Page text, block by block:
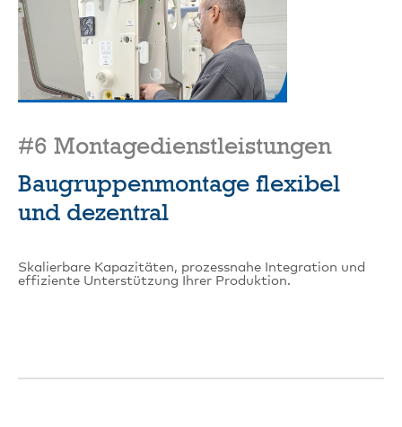
#6 Montagedienstleistungen
Baugruppenmontage flexibel
und dezentral
Skalierbare Kapazitäten, prozessnahe Integration und
effiziente Unterstützung Ihrer Produktion.